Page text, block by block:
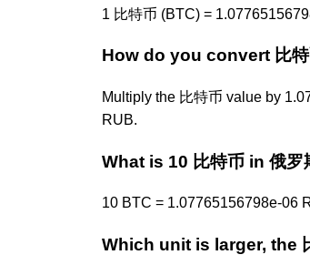
1 比特币 (BTC) =
How do you convert 比
Multiply the 比特币 value by
RUB.
What is 10 比特币 in 俄罗
10 BTC = 1.07765156798e-06
Which unit is larger, the